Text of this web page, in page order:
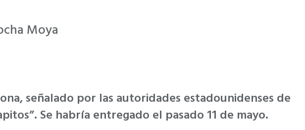
Moya
señalado por las autoridades estadounidenses de
Se habría entregado el pasado 11 de mayo.